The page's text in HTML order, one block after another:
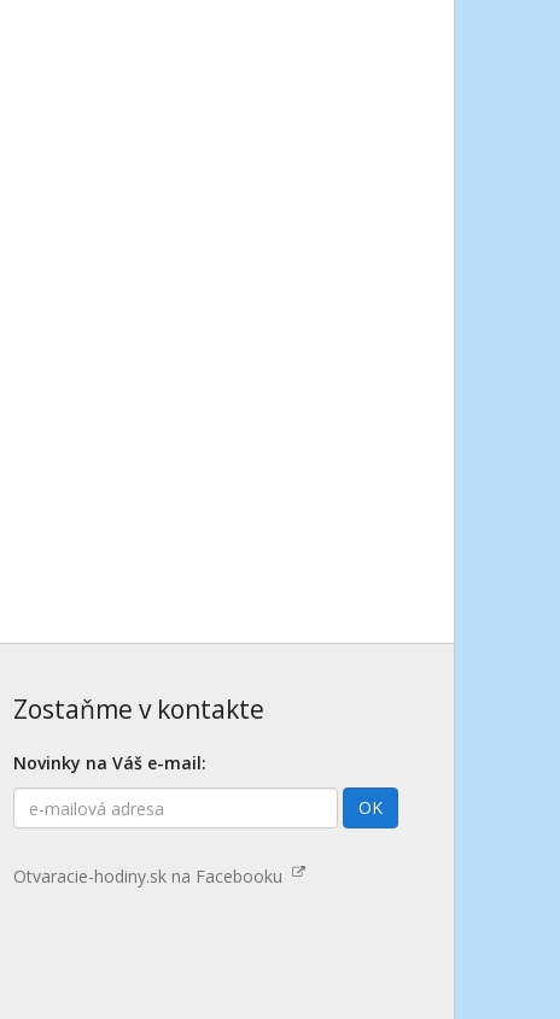
Zostaňme v kontakte
Novinky na Váš e-mail:
E-
mailová
OK
Otvaracie-hodiny.sk na Facebooku